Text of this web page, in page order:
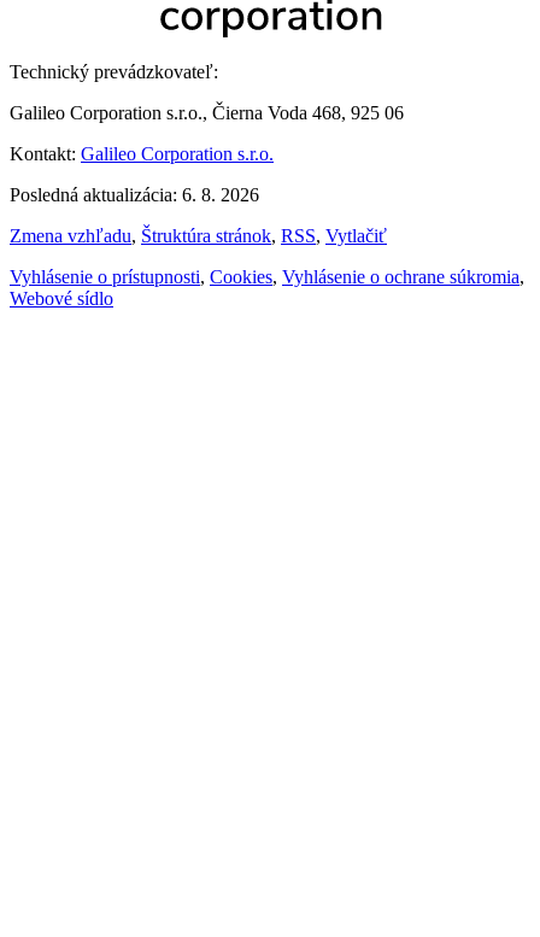
Technický prevádzkovateľ:
Galileo Corporation s.r.o., Čierna Voda 468, 925 06
Kontakt: Galileo Corporation s.r.o.
Posledná aktualizácia: 6. 8. 2026
Zmena vzhľadu, Štruktúra stránok, RSS, Vytlačiť
Vyhlásenie o prístupnosti, Cookies, Vyhlásenie o ochrane súkromia,
Webové sídlo